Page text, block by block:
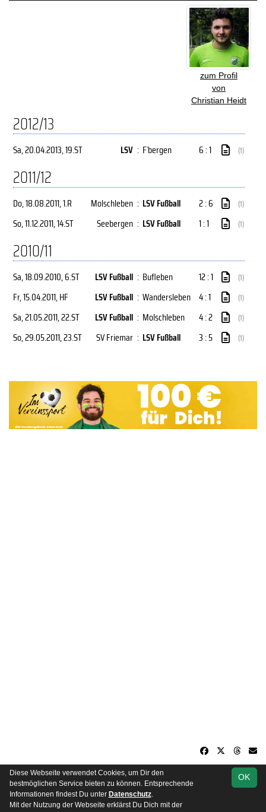
zum Profil
von
Christian Heidt
2012/13
Sa, 20.04.2013, 19.ST LSV : F`bergen 6 : 1 (1)
2011/12
Do, 18.08.2011, 1.R Molschleben : LSV Fußball 2 : 6 (1)
So, 11.12.2011, 14.ST Seebergen : LSV Fußball 1 : 1 (1)
2010/11
Sa, 18.09.2010, 6.ST LSV Fußball : Bufleben 12 : 1 (1)
Fr, 15.04.2011, HF LSV Fußball : Wandersleben 4 : 1 (1)
Sa, 21.05.2011, 22.ST LSV Fußball : Molschleben 4 : 2 (1)
So, 29.05.2011, 23.ST SV Friemar : LSV Fußball 3 : 5 (1)
soccero.de
© 2006 - 2026
Besucherstatistik Kontakt Impressum
OK
Diese Webseite verwendet Cookies, um Dir den
bestmöglichen Service bieten zu können. Entsprechende
Informationen findest Du unter Datenschutz.
Mit der Nutzung der Webseite erklärst Du Dich mit der